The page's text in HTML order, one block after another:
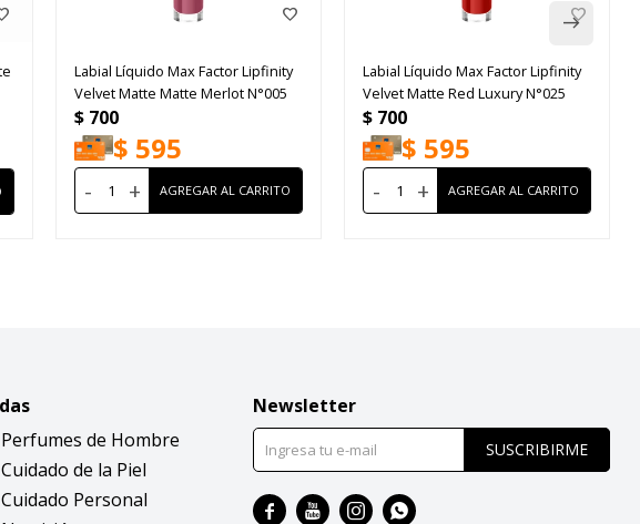
Labial Líquido Max Factor Lipfinity
Velvet Matte Matte Merlot N°005
$ 700
$ 595
- +
Labial Líquido Max Factor Lipfinity
Velvet Matte Red Luxury N°025
$ 700
$ 595
- +
Perfumes de Hombre
Cuidado de la Piel
Cuidado Personal
Newsletter
SUSCRIBIRME
   